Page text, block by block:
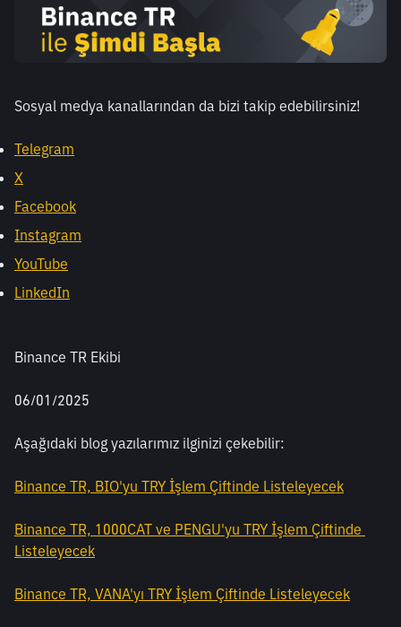
Sosyal medya kanallarından da bizi takip edebilirsiniz!
Telegram
X
Facebook
Instagram
YouTube
LinkedIn
Binance TR Ekibi
06/01/2025
Aşağıdaki blog yazılarımız ilginizi çekebilir:
Binance TR, BIO'yu TRY İşlem Çiftinde Listeleyecek
Binance TR, 1000CAT ve PENGU'yu TRY İşlem Çiftinde
Listeleyecek
Binance TR, VANA'yı TRY İşlem Çiftinde Listeleyecek